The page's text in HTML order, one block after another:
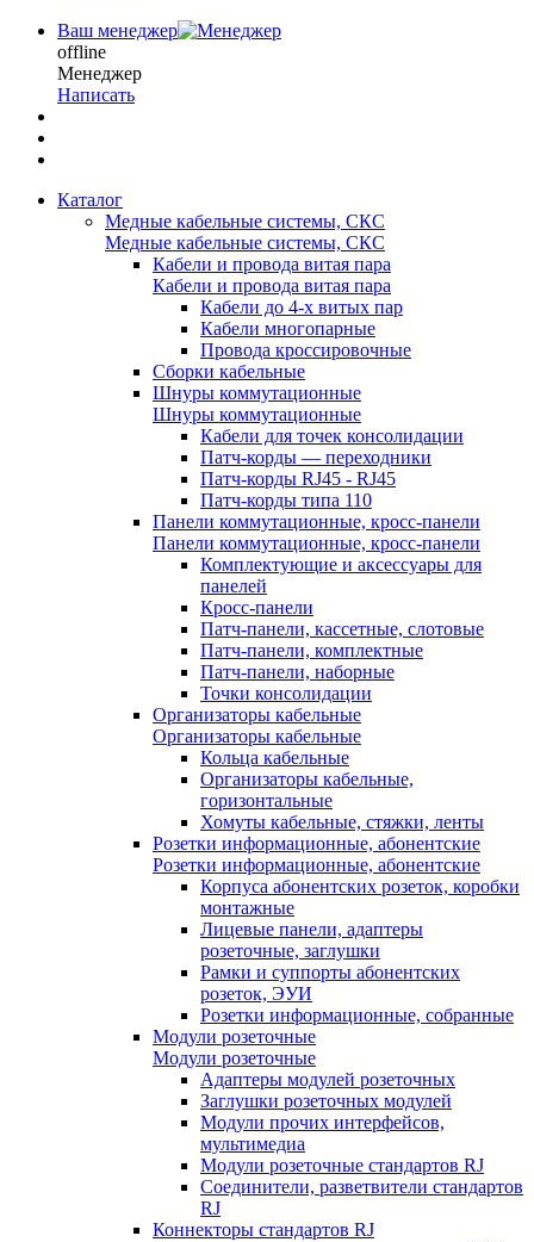
Ваш менеджер
offline
Менеджер
Написать
Каталог
Медные кабельные системы, СКС
Медные кабельные системы, СКС
Кабели и провода витая пара
Кабели и провода витая пара
Кабели до 4-х витых пар
Кабели многопарные
Провода кроссировочные
Сборки кабельные
Шнуры коммутационные
Шнуры коммутационные
Кабели для точек консолидации
Патч-корды — переходники
Патч-корды RJ45 - RJ45
Патч-корды типа 110
Панели коммутационные, кросс-панели
Панели коммутационные, кросс-панели
Комплектующие и аксессуары для
панелей
Кросс-панели
Патч-панели, кассетные, слотовые
Патч-панели, комплектные
Патч-панели, наборные
Точки консолидации
Организаторы кабельные
Организаторы кабельные
Кольца кабельные
Организаторы кабельные,
горизонтальные
Хомуты кабельные, стяжки, ленты
Розетки информационные, абонентские
Розетки информационные, абонентские
Корпуса абонентских розеток, коробки
монтажные
Лицевые панели, адаптеры
розеточные, заглушки
Рамки и суппорты абонентских
розеток, ЭУИ
Розетки информационные, собранные
Модули розеточные
Модули розеточные
Адаптеры модулей розеточных
Заглушки розеточных модулей
Модули прочих интерфейсов,
мультимедиа
Модули розеточные стандартов RJ
Соединители, разветвители стандартов
RJ
Коннекторы стандартов RJ